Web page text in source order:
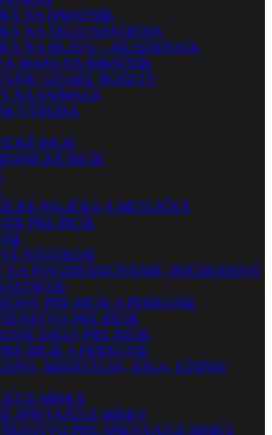
NA HMATNÍK
NA TELO NÁSTROJA
NA HLAVU – HEADSTOCK
MAPA NA HMATNÍK
GITARY, ROZETY
NA SNÍMAČE
VÝROBA
BICIE
BICIE
PALIČKY A METLIČKY
PRE BICIE
NÁSTROJE
NA POVZBUDZOVANIE, POCHODOVÉ
PRE BICIE A PERKUSIE
PRE BICIE
DIELY PRE BICIE
BICIE A PERKUSIE
MEDITÁCIA, JOGA, ETHNO,
MISKY
SPIEVAJÚCE MISKY
PRE SPIEVAJÚCE MISKY